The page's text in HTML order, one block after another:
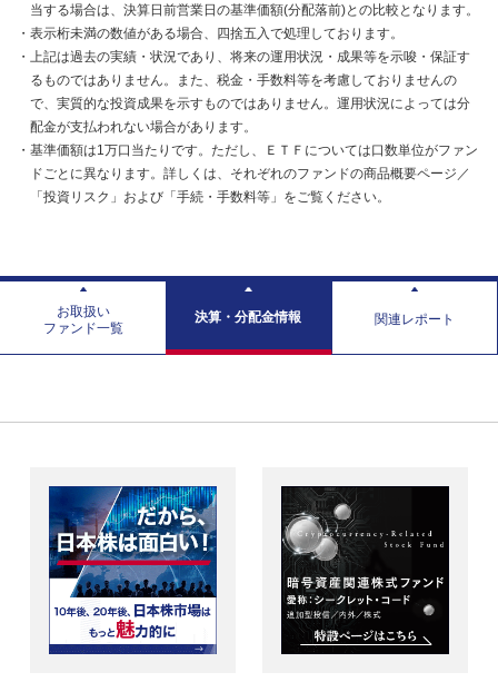
当する場合は、決算日前営業日の基準価額(分配落前)との比較となります。
・表示桁未満の数値がある場合、四捨五入で処理しております。
・上記は過去の実績・状況であり、将来の運用状況・成果等を示唆・保証す
るものではありません。また、税金・手数料等を考慮しておりませんの
で、実質的な投資成果を示すものではありません。運用状況によっては分
配金が支払われない場合があります。
・基準価額は1万口当たりです。ただし、ＥＴＦについては口数単位がファン
ドごとに異なります。詳しくは、それぞれのファンドの商品概要ページ／
「投資リスク」および「手続・手数料等」をご覧ください。
お取扱い
ファンド一覧
決算・分配金情報 関連レポート